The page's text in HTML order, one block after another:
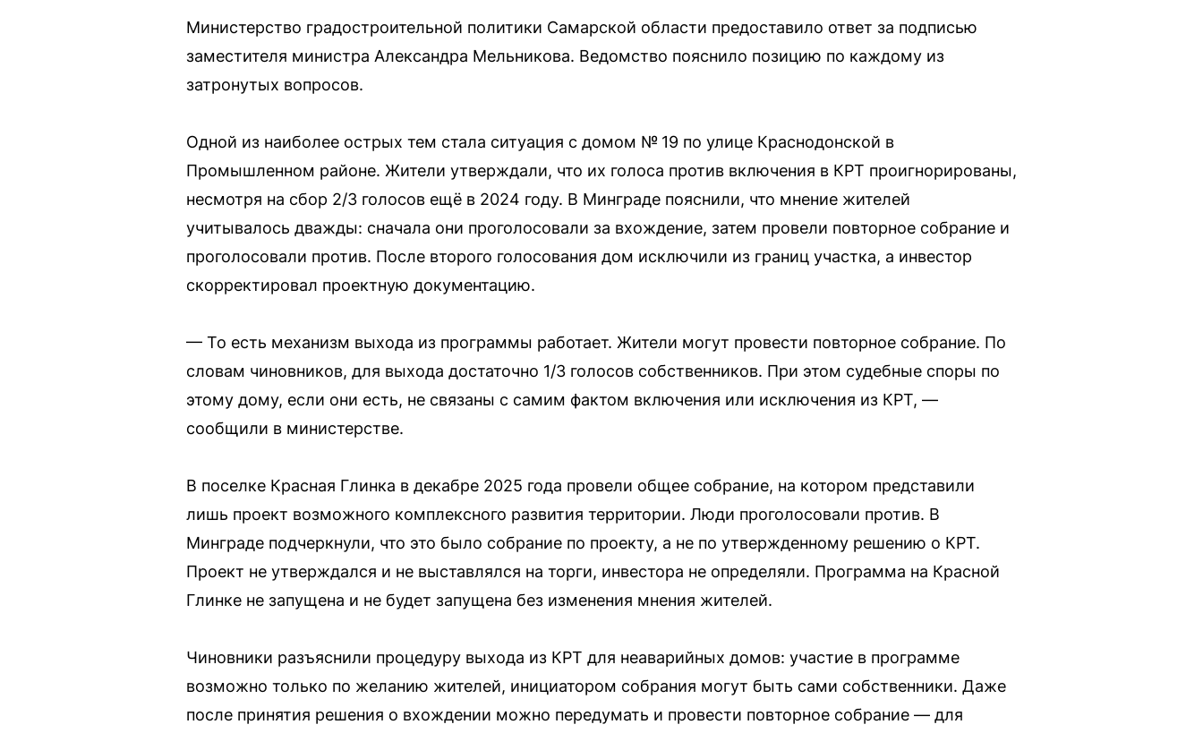
Министерство градостроительной политики Самарской области предоставило ответ за подписью
заместителя министра Александра Мельникова. Ведомство пояснило позицию по каждому из
затронутых вопросов.
Одной из наиболее острых тем стала ситуация с домом № 19 по улице Краснодонской в
Промышленном районе. Жители утверждали, что их голоса против включения в КРТ проигнорированы,
несмотря на сбор 2/3 голосов ещё в 2024 году. В Минграде пояснили, что мнение жителей
учитывалось дважды: сначала они проголосовали за вхождение, затем провели повторное собрание и
проголосовали против. После второго голосования дом исключили из границ участка, а инвестор
скорректировал проектную документацию.
— То есть механизм выхода из программы работает. Жители могут провести повторное собрание. По
словам чиновников, для выхода достаточно 1/3 голосов собственников. При этом судебные споры по
этому дому, если они есть, не связаны с самим фактом включения или исключения из КРТ, —
сообщили в министерстве.
В поселке Красная Глинка в декабре 2025 года провели общее собрание, на котором представили
лишь проект возможного комплексного развития территории. Люди проголосовали против. В
Минграде подчеркнули, что это было собрание по проекту, а не по утвержденному решению о КРТ.
Проект не утверждался и не выставлялся на торги, инвестора не определяли. Программа на Красной
Глинке не запущена и не будет запущена без изменения мнения жителей.
Чиновники разъяснили процедуру выхода из КРТ для неаварийных домов: участие в программе
возможно только по желанию жителей, инициатором собрания могут быть сами собственники. Даже
после принятия решения о вхождении можно передумать и провести повторное собрание — для